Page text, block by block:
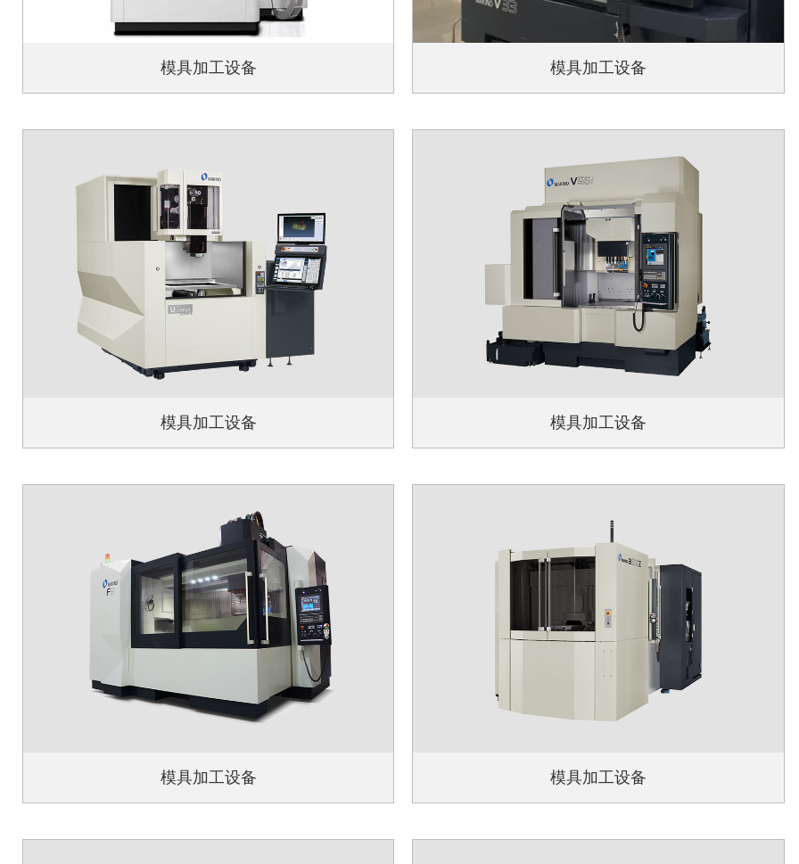
模具加工设备 模具加工设备
模具加工设备 模具加工设备
模具加工设备 模具加工设备